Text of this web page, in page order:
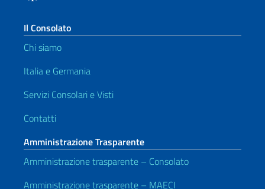
Il Consolato
Chi siamo
Italia e Germania
Servizi Consolari e Visti
Contatti
Amministrazione Trasparente
Amministrazione trasparente – Consolato
Amministrazione trasparente – MAECI